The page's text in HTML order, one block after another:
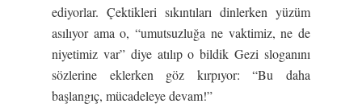
ediyorlar. Çektikleri sıkıntıları dinlerken yüzüm
asılıyor ama o, “umutsuzluğa ne vaktimiz, ne de
niyetimiz var” diye atılıp o bildik Gezi sloganını
sözlerine eklerken göz kırpıyor: “Bu daha
başlangıç, mücadeleye devam!”